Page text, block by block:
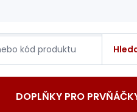
DOPLŇKY PRO